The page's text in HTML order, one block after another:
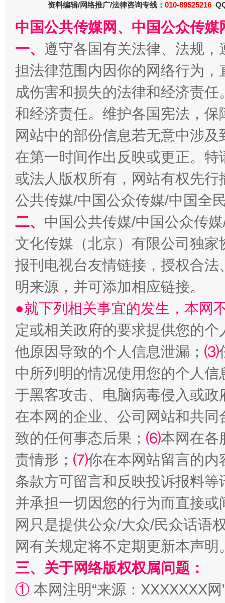
习近平的博鳌关键词
“刷贴”乱象丛生
生
解纷+调解+退费，一次搞定
站台名比不上好声名
资料编辑/网络推广/法律咨询专线： 010-89525216
中国公共传媒网、中国公众传
一、 遵守各国有关法律、法规
担法律范围内因你的网络行为
成伤害和损失的法律和经济责
和经济责任。维护各国宪法，
网站中的部份信息若无意中涉
在第一时间作出反映或更正。
或法人版权所有，网站有权先
公共传媒/中国公众传媒/中国全
二、 中国公共传媒/中国公众传
文化传媒（北京）有限公司独
报刊电视台友情链接，授权合
明来源，并可添加相应链接。
●就下列相关事宜的发生，本网
定或相关政府的要求提供您的个
他原因导致的个人信息泄漏； ⑶
中所列明的情况使用您的个人
于黑客攻击、电脑病毒侵入或
在本网的企业、公司网站和共
致的任何事态后果； ⑹本网在各
责情形； ⑺你在本网站留言的内
条款方可留言和反映投诉报料
并承担一切因您的行为而直接
网只是提供公众/大众/民众话语
网有关规定将不定期更新本声明
三、关于网络版权权属问题：
① 本网注明“来源：XXXXXXX